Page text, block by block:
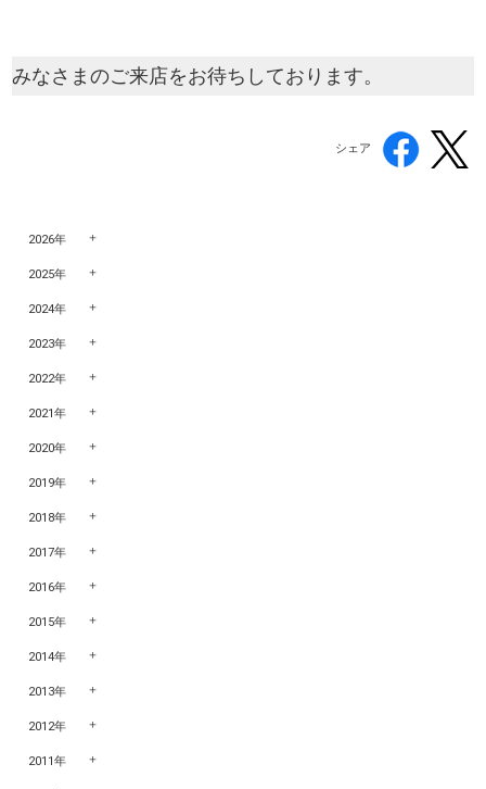
みなさまのご来店をお待ちしております。
シェア
2026年
2025年
2024年
2023年
2022年
2021年
2020年
2019年
2018年
2017年
2016年
2015年
2014年
2013年
2012年
2011年